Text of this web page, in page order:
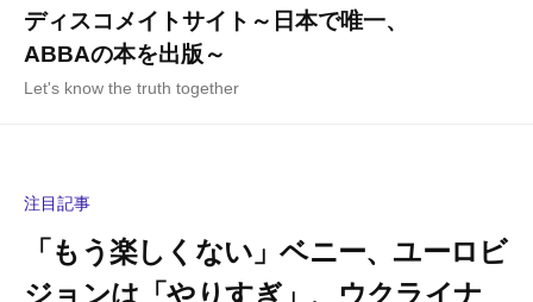
ディスコメイトサイト～日本で唯一、
ABBAの本を出版～
Let's know the truth together
注目記事
「もう楽しくない」ベニー、ユーロビ
ジョンは「やりすぎ」、ウクライナ